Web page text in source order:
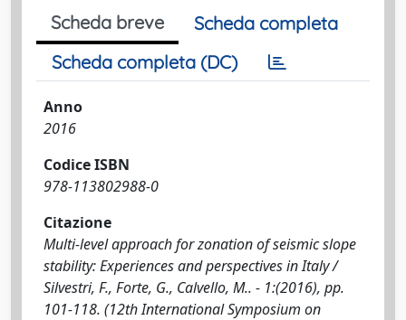
Scheda breve
Scheda completa
Scheda completa (DC)
Anno
2016
Codice ISBN
978-113802988-0
Citazione
Multi-level approach for zonation of seismic slope
stability: Experiences and perspectives in Italy /
Silvestri, F., Forte, G., Calvello, M.. - 1:(2016), pp.
101-118. (12th International Symposium on